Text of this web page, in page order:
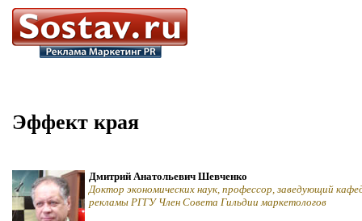
Эффект края
Дмитрий Анатольевич Шевченко
Доктор экономических наук, профессор, заведующий
рекламы РГГУ Член Совета Гильдии маркетологов